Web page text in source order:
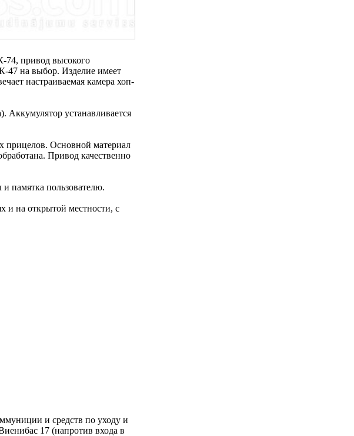
74, привод высокого
47 на выбор. Изделие имеет
настраиваемая камера хоп-
Аккумулятор устанавливается
прицелов. Основной материал
Привод качественно
памятка пользователю.
и на открытой местности, с
и средств по уходу и
17 (напротив входа в